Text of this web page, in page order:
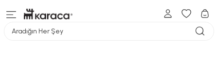
Aradığın Her Şey